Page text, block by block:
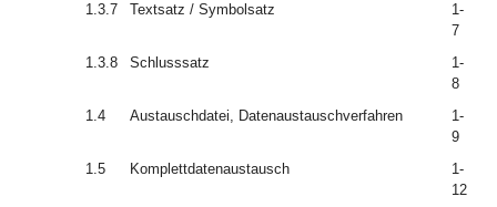
1.3.7
Textsatz / Symbolsatz
1-
7
1.3.8
Schlusssatz
1-
8
1.4
Austauschdatei, Datenaustauschverfahren
1-
9
1.5
Komplettdatenaustausch
1-
12